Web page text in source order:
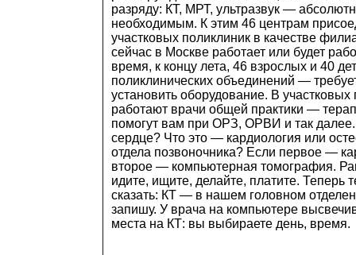
разряду: КТ, МРТ, ультразвук —
необходимым. К этим 46 центрам
участковых поликлиник в качестве
сейчас в Москве работает или будет
время, к концу лета, 46 взрослых и 40
поликлинических объединений —
установить оборудование. В участковых
работают врачи общей практики —
помогут вам при ОРЗ, ОРВИ и так далее.
сердце? Что это — кардиология или
отдела позвоночника? Если первое —
второе — компьютерная томография.
идите, ищите, делайте, платите. Теперь
сказать: КТ — в нашем головном
запишу. У врача на компьютере
места на КТ: вы выбираете день, время.